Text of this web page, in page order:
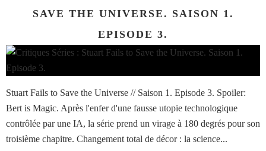
SAVE THE UNIVERSE. SAISON 1.
EPISODE 3.
Stuart Fails to Save the Universe // Saison 1. Episode 3. Spoiler:
Bert is Magic. Après l'enfer d'une fausse utopie technologique
contrôlée par une IA, la série prend un virage à 180 degrés pour son
troisième chapitre. Changement total de décor : la science...